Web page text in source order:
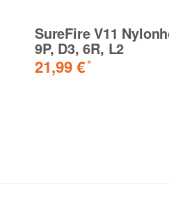
SureFire V11
9P, D3, 6R, L2
21,99 €*